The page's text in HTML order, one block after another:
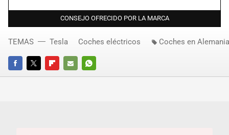
CONSEJO OFRECIDO POR LA MARCA
FACEBOOKTWITTERFLIPBOARD
E-
WHATSAPP
TEMAS Tesla Coches eléctricos Coches en Alemania